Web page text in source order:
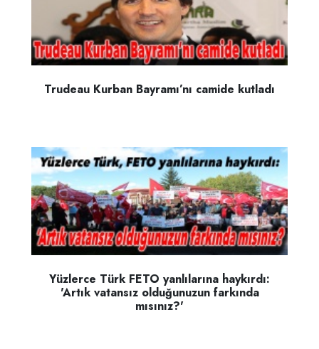
Trudeau Kurban Bayramı’nı camide kutladı
Yüzlerce Türk FETO yanlılarına haykırdı:
'Artık vatansız olduğunuzun farkında
mısınız?'